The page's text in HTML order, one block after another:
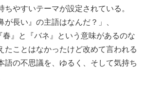
ちやすいテーマが設定されている。
が長い』の主語はなんだ？」、
春』と『バネ』という意味があるのな
たことはなかったけど改めて言われる
語の不思議を、ゆるく、そして気持ち